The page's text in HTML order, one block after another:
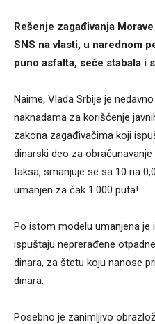
Rešenje zagađivanja
SNS na vlasti, u narednom
puno asfalta, seče stabala i
Naime, Vlada Srbije je
naknadama za korišćenje
zakona zagađivačima koji
dinarski deo za
taksa, smanjuje se sa 10 na
umanjen za čak 1.000 puta!
Po istom modelu umanjena je
ispuštaju neprerađene
dinara, za štetu koju nanose
dinara.
Posebno je zanimljivo